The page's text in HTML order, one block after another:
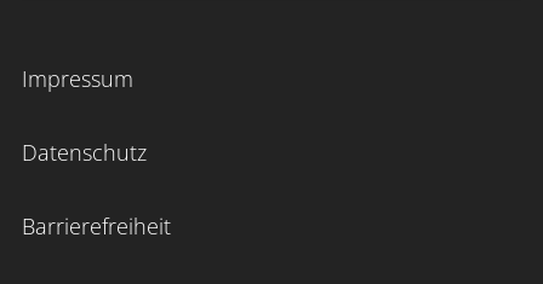
Impressum
Datenschutz
Barrierefreiheit